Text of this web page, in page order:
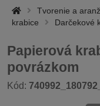
Tvorenie a
krabice
Darčekové
Papierová
povrázkom
Kód: